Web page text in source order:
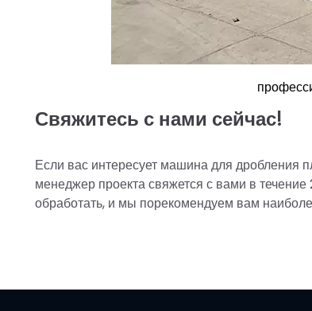
Свяжитесь с нами сейчас!
Если вас интересует машина для дробления
менеджер проекта свяжется с вами в
обработать, и мы порекомендуем вам